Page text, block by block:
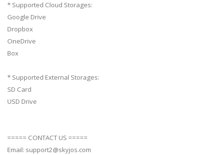
* Supported Cloud Storages:
Google Drive
Dropbox
OneDrive
Box
* Supported External Storages:
SD Card
USD Drive
===== CONTACT US =====
Email: support2@skyjos.com